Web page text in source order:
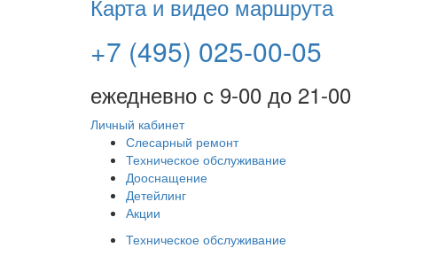
Карта и видео маршрута
+7 (495) 025-00-05
ежедневно с 9-00 до 21-00
Личный кабинет
Слесарный ремонт
Техническое обслуживание
Дооснащение
Детейлинг
Акции
Техническое обслуживание